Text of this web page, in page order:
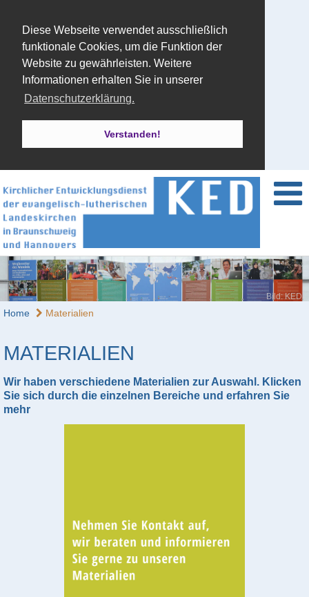
Diese Webseite verwendet ausschließlich
funktionale Cookies, um die Funktion der
Website zu gewährleisten. Weitere
Informationen erhalten Sie in unserer
Datenschutzerklärung.
Verstanden!
Bild: KED
Home Materialien
MATERIALIEN
Wir haben verschiedene Materialien zur Auswahl. Klicken
Sie sich durch die einzelnen Bereiche und erfahren Sie
mehr